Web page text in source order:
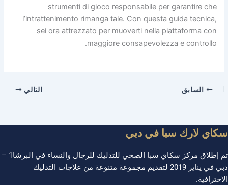
strumenti di gioco responsabile per garantire che
l’intrattenimento rimanga tale. Con questa guida tecnica,
sei ora attrezzato per muoverti nella piattaforma con
maggiore consapevolezza e controllo.
السابق التالي
لارك سبا في دبي
تم إطلاق مركز سكاي سبا الصحي للتدليك للرجال والنساء في البرشا1 –
دبي في يناير 2019 لتقديم مجموعة متنوعة من علاجات التدليك